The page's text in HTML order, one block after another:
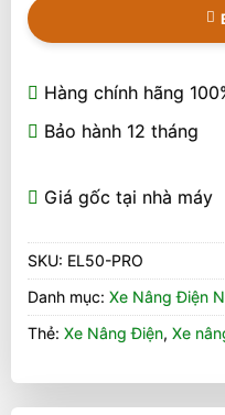
Hàng chính hãng
Bảo hành 12 tháng
Giá gốc tại nhà máy
SKU: EL50-PRO
Danh mục: Xe Nâng Điện
Thẻ: Xe Nâng Điện, Xe